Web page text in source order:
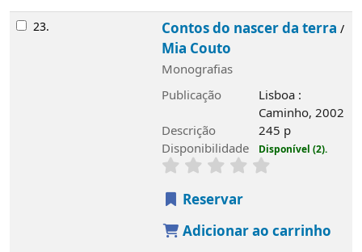
23. Contos do nascer da terra /
Mia Couto
Monografias
Publicação
Lisboa :
Caminho, 2002
Descrição
245 p
Disponibilidade
Disponível (2).
Reservar
Adicionar ao carrinho